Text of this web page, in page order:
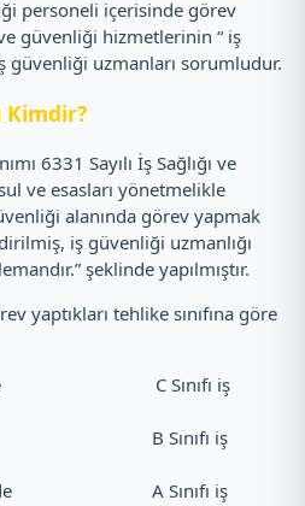
personeli içerisinde görev
ve güvenliği hizmetlerinin “ iş
güvenliği uzmanları sorumludur.
Kimdir?
6331 Sayılı İş Sağlığı ve
ve esasları yönetmelikle
alanında görev yapmak
iş güvenliği uzmanlığı
şeklinde yapılmıştır.
yaptıkları tehlike sınıfına göre
C Sınıfı iş
B Sınıfı iş
A Sınıfı iş